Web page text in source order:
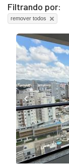
Filtrando por:
remover todos